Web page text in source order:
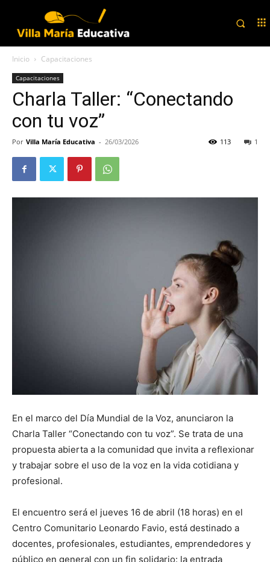
Inicio Capacitaciones
Capacitaciones
Charla Taller: “Conectando
con tu voz”
Por Villa María Educativa - 26/03/2026 1
113
En el marco del Día Mundial de la Voz, anunciaron la
Charla Taller “Conectando con tu voz”. Se trata de una
propuesta abierta a la comunidad que invita a reflexionar
y trabajar sobre el uso de la voz en la vida cotidiana y
profesional.
El encuentro será el jueves 16 de abril (18 horas) en el
Centro Comunitario Leonardo Favio, está destinado a
docentes, profesionales, estudiantes, emprendedores y
público en general con un fin solidario: la entrada